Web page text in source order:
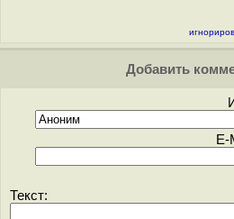
Добавить
E-
Текст: